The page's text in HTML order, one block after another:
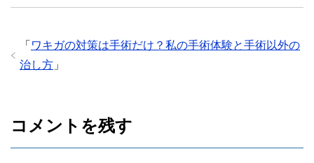
「 ワキガの対策は手術だけ？私の手術体験と手術以外の
治し方 」
コメントを残す